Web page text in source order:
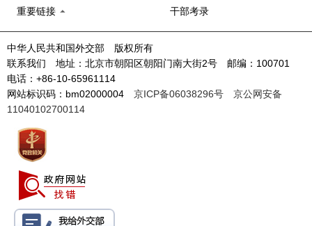
重要链接 干部考录
中华人民共和国外交部 版权所有
联系我们 地址：北京市朝阳区朝阳门南大街2号 邮编：100701
电话：+86-10-65961114
网站标识码：bm02000004 京ICP备06038296号
京公网安备
11040102700114